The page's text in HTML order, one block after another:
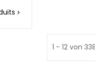

1 - 12 von